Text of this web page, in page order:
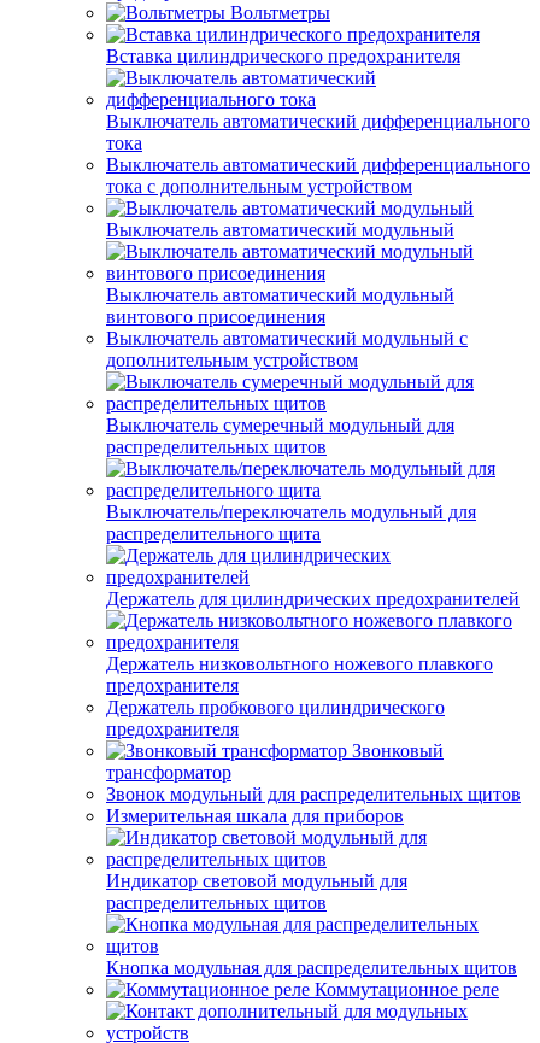
Вольтметры
Вставка цилиндрического предохранителя
Выключатель автоматический дифференциального
тока
Выключатель автоматический дифференциального
тока с дополнительным устройством
Выключатель автоматический модульный
Выключатель автоматический модульный
винтового присоединения
Выключатель автоматический модульный с
дополнительным устройством
Выключатель сумеречный модульный для
распределительных щитов
Выключатель/переключатель модульный для
распределительного щита
Держатель для цилиндрических предохранителей
Держатель низковольтного ножевого плавкого
предохранителя
Держатель пробкового цилиндрического
предохранителя
Звонковый
трансформатор
Звонок модульный для распределительных щитов
Измерительная шкала для приборов
Индикатор световой модульный для
распределительных щитов
Кнопка модульная для распределительных щитов
Коммутационное реле